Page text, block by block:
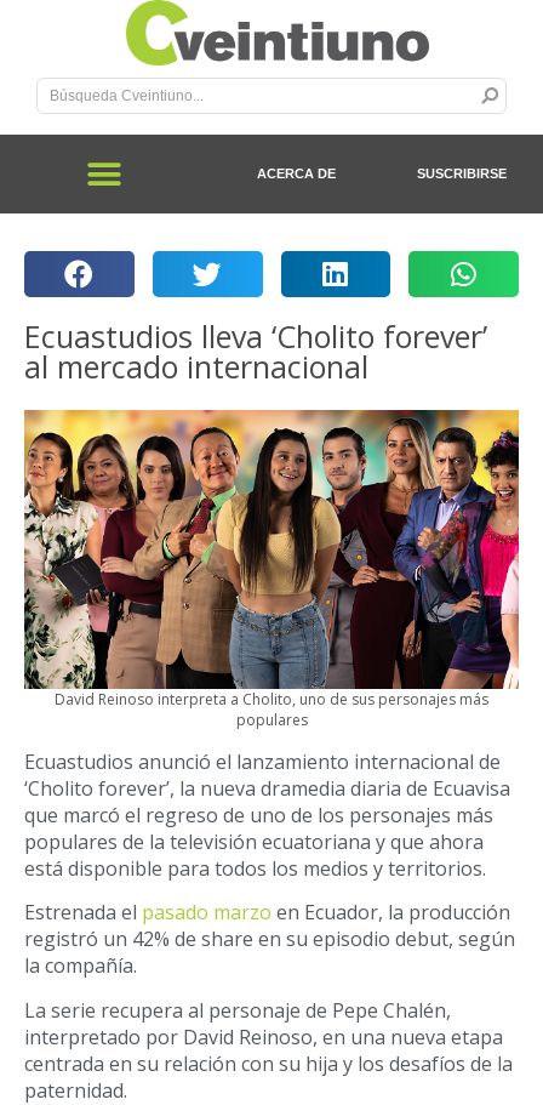
ACERCA DE SUSCRIBIRSE
Ecuastudios lleva ‘Cholito forever’
al mercado internacional
David Reinoso interpreta a Cholito, uno de sus personajes más
populares
Ecuastudios anunció el lanzamiento internacional de
‘Cholito forever’, la nueva dramedia diaria de Ecuavisa
que marcó el regreso de uno de los personajes más
populares de la televisión ecuatoriana y que ahora
está disponible para todos los medios y territorios.
Estrenada el pasado marzo en Ecuador, la producción
registró un 42% de share en su episodio debut, según
la compañía.
La serie recupera al personaje de Pepe Chalén,
interpretado por David Reinoso, en una nueva etapa
centrada en su relación con su hija y los desafíos de la
paternidad.